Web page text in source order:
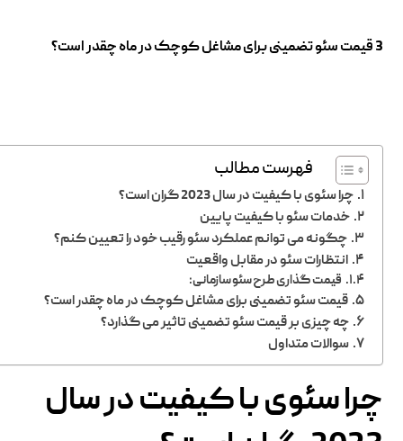
3 قیمت سئو تضمینی برای مشاغل کوچک در ماه چقدر است؟
فهرست مطالب
چرا سئوی با کیفیت در سال 2023 گران است؟
خدمات سئو با کیفیت پایین
چگونه می توانم عملکرد سئو رقیب خود را تعیین کنم؟
انتظارات سئو در مقابل واقعیت
قیمت گذاری طرح سئو سازمانی:
قیمت سئو تضمینی برای مشاغل کوچک در ماه چقدر است؟
چه چیزی بر قیمت سئو تضمینی تاثیر می گذارد؟
سوالات متداول
چرا سئوی با کیفیت در سال